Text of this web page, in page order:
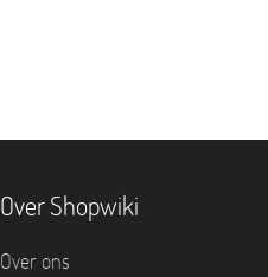
Over Shopwiki
Over ons